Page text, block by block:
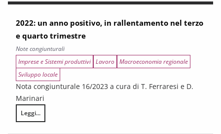
2022: un anno positivo, in rallentamento nel terzo
e quarto trimestre
Note congiunturali
Imprese e Sistemi produttivi Lavoro Macroeconomia regionale
Sviluppo locale
Nota congiunturale 16/2023 a cura di T. Ferraresi e D.
Marinari
Leggi...
2022: un anno positivo, in rallentamento nel terzo e quarto trimestre